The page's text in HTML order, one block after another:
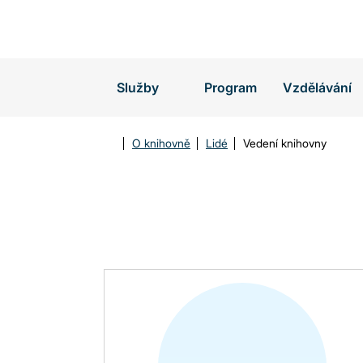
Služby Program Vzdělávání
O knihovně Lidé Vedení knihovny